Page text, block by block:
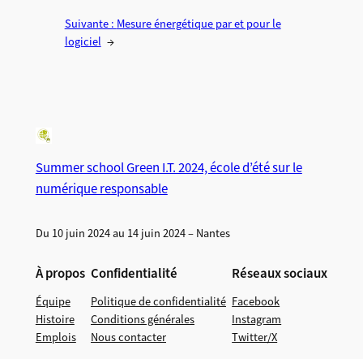
Suivante : Mesure énergétique par et pour le
logiciel →
Summer school Green I.T. 2024, école d’été sur le
numérique responsable
Du 10 juin 2024 au 14 juin 2024 – Nantes
À propos
Équipe
Histoire
Emplois
Confidentialité
Politique de confidentialité
Conditions générales
Nous contacter
Réseaux sociaux
Facebook
Instagram
Twitter/X